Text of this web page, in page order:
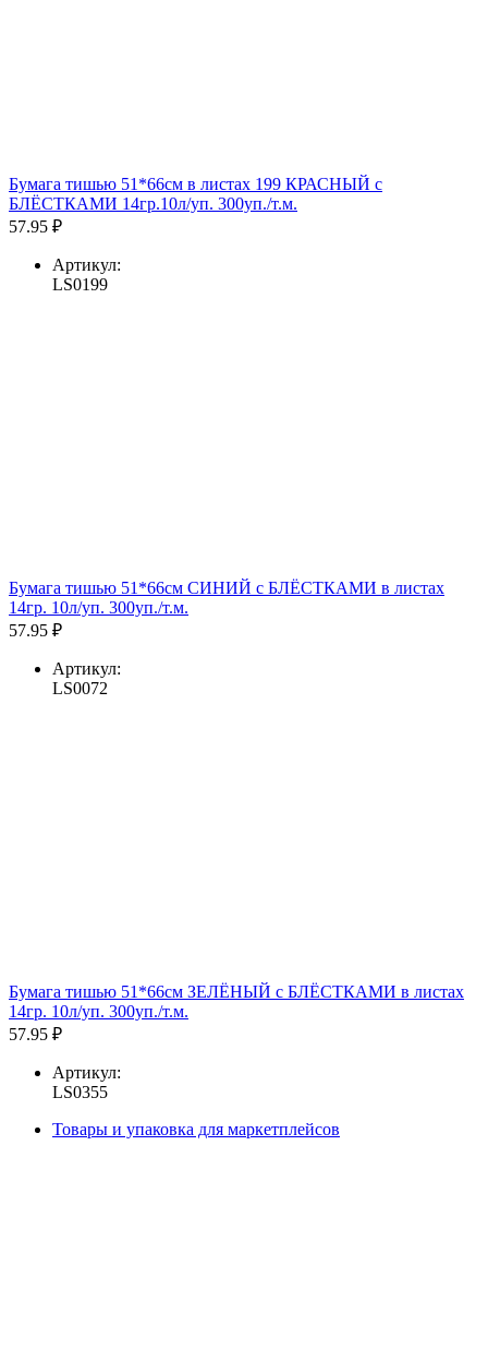
Бумага тишью 51*66см в листах 199 КРАСНЫЙ с
БЛЁСТКАМИ 14гр.10л/уп. 300уп./т.м.
57.95 ₽
Артикул:
LS0199
Бумага тишью 51*66см СИНИЙ с БЛЁСТКАМИ в листах
14гр. 10л/уп. 300уп./т.м.
57.95 ₽
Артикул:
LS0072
Бумага тишью 51*66см ЗЕЛЁНЫЙ с БЛЁСТКАМИ в листах
14гр. 10л/уп. 300уп./т.м.
57.95 ₽
Артикул:
LS0355
Товары и упаковка для маркетплейсов